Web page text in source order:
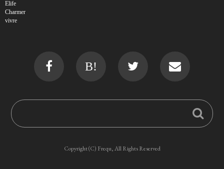
Elife
Charmer
vivre
B!
Copyright (C) Frequ, All Rights Reserved